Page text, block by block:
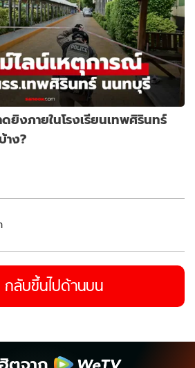
ยิงภายในโรงเรียนเทพศิรินทร์
าง?
กลับขึ้นไปด้านบน